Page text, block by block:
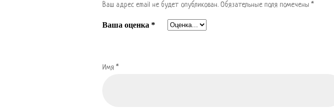
Ваш адрес email не будет опубликован. Обязательные поля помечены*
Имя*
Ваша оценка*